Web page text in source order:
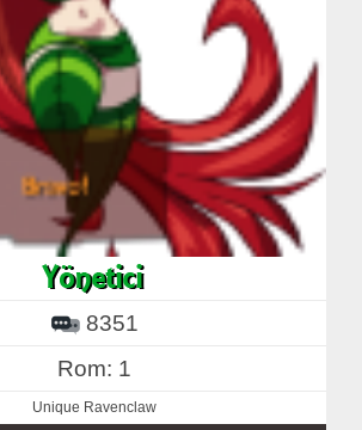
8351
Rom: 1
Unique Ravenclaw